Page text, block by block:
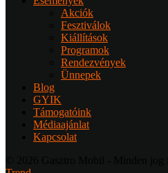
Akciók
Fesztiválok
Kiállítások
Programok
Rendezvények
Ünnepek
Blog
GYIK
Támogatóink
Médiaajánlat
Kapcsolat